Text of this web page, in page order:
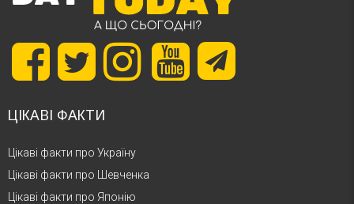
ЦІКАВІ ФАКТИ
Цікаві факти про Україну
Цікаві факти про Шевченка
Цікаві факти про Японію